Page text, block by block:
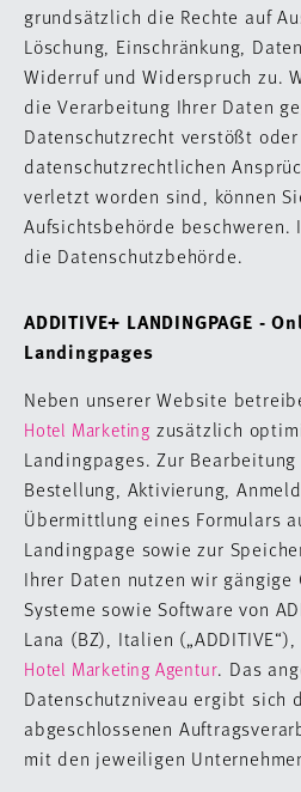
grundsätzlich die Rechte auf
Löschung, Einschränkung,
Widerruf und Widerspruch zu.
die Verarbeitung Ihrer Daten
Datenschutzrecht verstößt
datenschutzrechtlichen
verletzt worden sind, können
Aufsichtsbehörde
die Datenschutzbehörde.
ADDITIVE+ LANDINGPAGE -
Landingpages
Neben unserer Website
Hotel Marketing zusätzlich
Landingpages. Zur Bearbeitung
Bestellung, Aktivierung,
Übermittlung eines Formulars
Landingpage sowie zur
Ihrer Daten nutzen wir gängige
Systeme sowie Software von
Lana (BZ), Italien
Hotel Marketing Agentur. Das
Datenschutzniveau ergibt sich
abgeschlossenen
mit den jeweiligen